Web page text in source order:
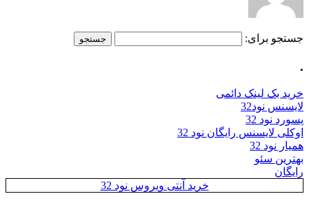
جستجو برای:
.
خرید بک لینک دائمی
لایسنس نود32
پسورد نود 32
اوکلی لایسنس رایگان نود 32
همیار نود 32
بهترین سئو
رایگان
خرید آنتی ویروس نود 32